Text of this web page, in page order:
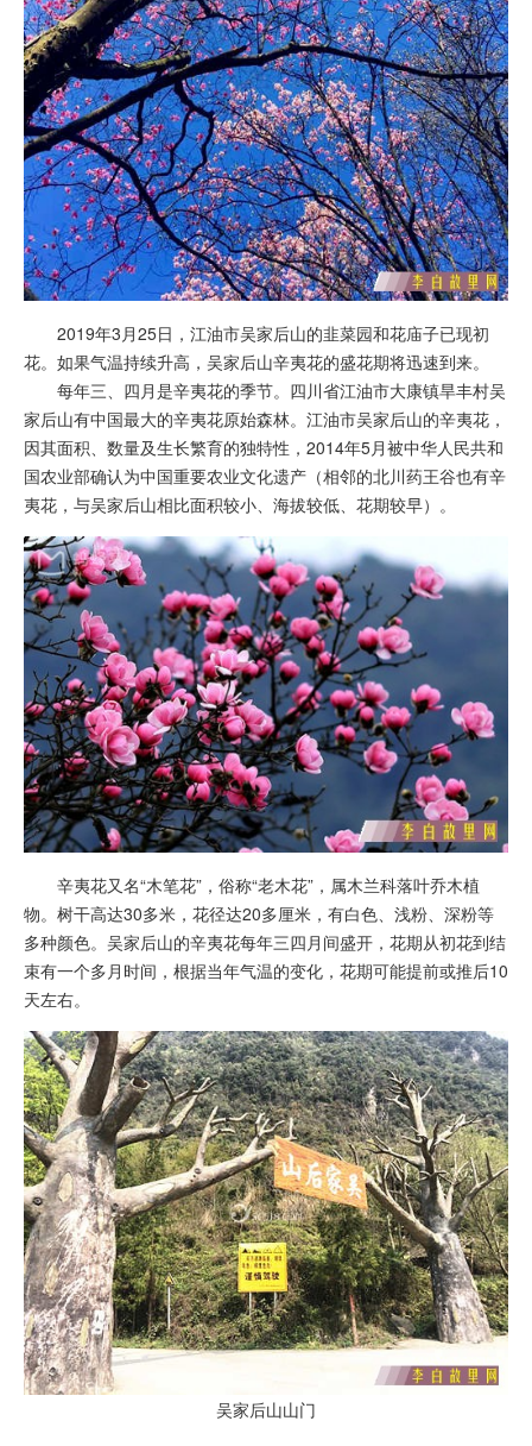
2019年3月25日，江油市吴家后山的韭菜园和花庙子已现初
花。如果气温持续升高，吴家后山辛夷花的盛花期将迅速到来。
每年三、四月是辛夷花的季节。四川省江油市大康镇旱丰村吴
家后山有中国最大的辛夷花原始森林。江油市吴家后山的辛夷花，
因其面积、数量及生长繁育的独特性，2014年5月被中华人民共和
国农业部确认为中国重要农业文化遗产（相邻的北川药王谷也有辛
夷花，与吴家后山相比面积较小、海拔较低、花期较早）。
辛夷花又名“木笔花”，俗称“老木花”，属木兰科落叶乔木植
物。树干高达30多米，花径达20多厘米，有白色、浅粉、深粉等
多种颜色。吴家后山的辛夷花每年三四月间盛开，花期从初花到结
束有一个多月时间，根据当年气温的变化，花期可能提前或推后10
天左右。
吴家后山山门